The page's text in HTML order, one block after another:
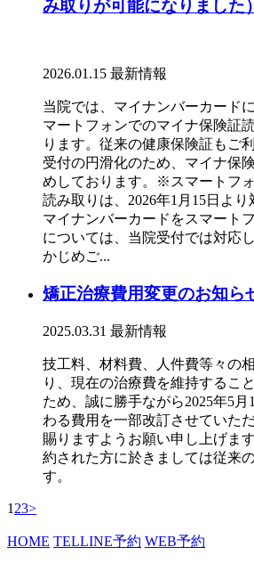
み取りが可能になりました）
2026.01.15 最新情報
当院では、マイナンバーカード
マートフォンでのマイナ保険証
ります。従来の健康保険証もご
受付の円滑化のため、マイナ保
めしております。※スマートフ
読み取りは、2026年1月15日よ
マイナンバーカードをスマート
については、当院受付では対応
かじめご...
矯正治療費用変更のお知ら
2025.03.31 最新情報
技工料、材料費、人件費等々の
り、現在の治療費を維持するこ
ため、誠に勝手ながら2025年5
わる費用を一部改訂させていた
賜りますようお願い申し上げま
約された方に於きましては従来
す。
1 23>
HOME TELLINE予約 WEB予約